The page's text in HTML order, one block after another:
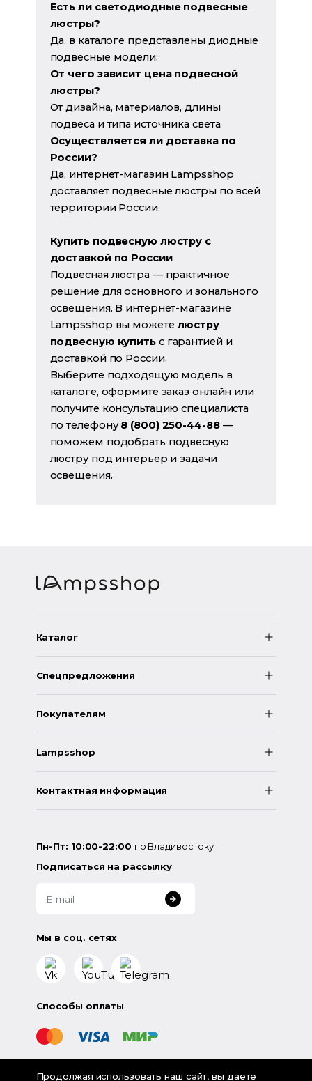
Есть ли светодиодные подвесные
люстры?
Да, в каталоге представлены диодные
подвесные модели.
От чего зависит цена подвесной
люстры?
От дизайна, материалов, длины
подвеса и типа источника света.
Осуществляется ли доставка по
России?
Да, интернет-магазин Lampsshop
доставляет подвесные люстры по всей
территории России.
Купить подвесную люстру с
доставкой по России
Подвесная люстра — практичное
решение для основного и зонального
освещения. В интернет-магазине
Lampsshop вы можете люстру
подвесную купитьс гарантией и
доставкой по России.
Выберите подходящую модель в
каталоге, оформите заказ онлайн или
получите консультацию специалиста
по телефону8 (800) 250-44-88—
поможем подобрать подвесную
люстру под интерьер и задачи
освещения.
Каталог
Спецпредложения
Покупателям
Lampsshop
Контактная информация
Пн-Пт: 10:00-22:00 по Владивостоку
Подписаться на рассылку
Мы в соц. сетях
Способы оплаты
Продолжая использовать наш сайт, вы даете